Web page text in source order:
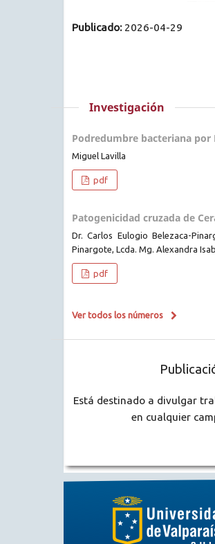
Publicado: 2026-04-29
Investigación
Podredumbre bacteriana
Miguel Lavilla
pdf
Patogenicidad cruzada de
Dr. Carlos Eulogio Belezaca-
Pinargote, Lcda. Mg. Alexandra
pdf
Ver todos los números
Está destinado a divulgar
en cualquier